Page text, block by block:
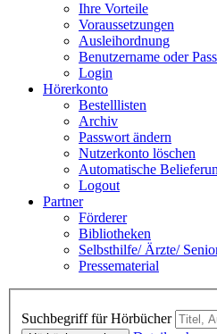
Ihre Vorteile
Voraussetzungen
Ausleihordnung
Benutzername oder
Login
Hörerkonto
Bestelllisten
Archiv
Passwort ändern
Nutzerkonto löschen
Automatische
Logout
Partner
Förderer
Bibliotheken
Selbsthilfe/ Ärzte/
Pressematerial
Suchbegriff für Hörbücher